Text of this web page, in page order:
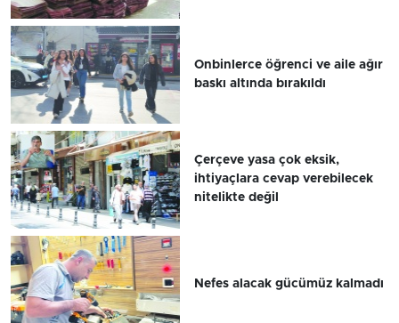
Onbinlerce öğrenci ve aile ağır
baskı altında bırakıldı
Çerçeve yasa çok eksik,
ihtiyaçlara cevap verebilecek
nitelikte değil
Nefes alacak gücümüz kalmadı